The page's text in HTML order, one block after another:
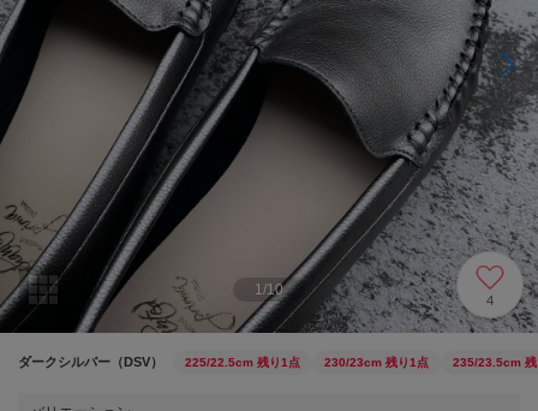
1 /10
4
ダークシルバー（DSV） 225/22.5cm 残り1点 230/23cm 残り1点 235/23.5cm